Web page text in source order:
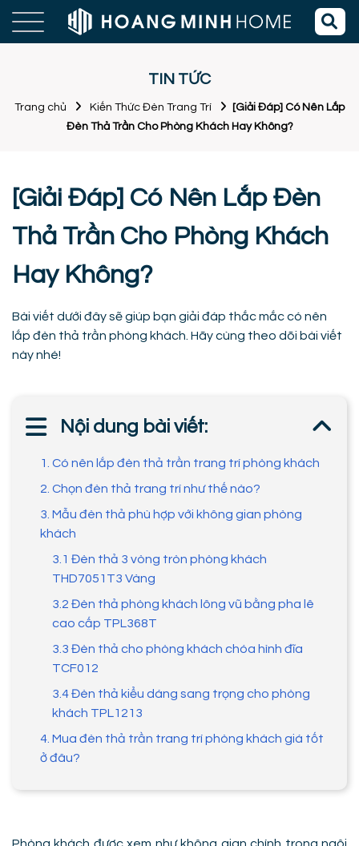
TIN TỨC
Trang chủ Kiến Thức Đèn Trang Trí
[Giải Đáp] Có Nên Lắp
Đèn Thả Trần Cho Phòng Khách Hay Không?
[Giải Đáp] Có Nên Lắp Đèn
Thả Trần Cho Phòng Khách
Hay Không?
Bài viết dưới đây sẽ giúp bạn giải đáp thắc mắc có nên
lắp đèn thả trần phòng khách. Hãy cùng theo dõi bài viết
này nhé!
Nội dung bài viết:
1. Có nên lắp đèn thả trần trang trí phòng khách
2. Chọn đèn thả trang trí như thế nào?
3. Mẫu đèn thả phù hợp với không gian phòng
khách
3.1 Đèn thả 3 vòng tròn phòng khách
THD7051T3 Vàng
3.2 Đèn thả phòng khách lông vũ bằng pha lê
cao cấp TPL368T
3.3 Đèn thả cho phòng khách chóa hình đĩa
TCF012
3.4 Đèn thả kiểu dáng sang trọng cho phòng
khách TPL1213
4. Mua đèn thả trần trang trí phòng khách giá tốt
ở đâu?